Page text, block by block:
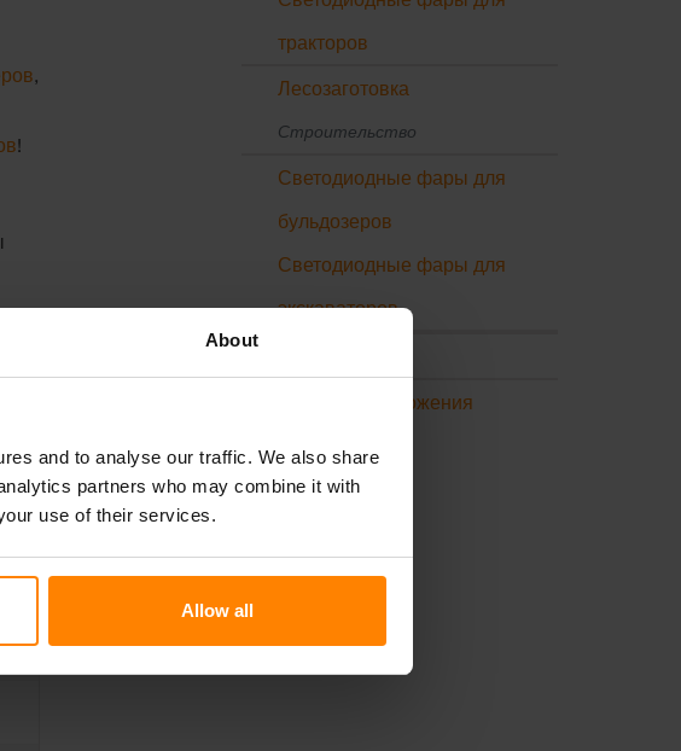
About
and to analyse our traffic. We also share
partners who may combine it with
use of their services.
Allow all
,
!
тракторов
Лесозаготовка
Строительство
Светодиодные фары для
бульдозеров
Светодиодные фары для
экскаваторов
Условия и положения
FAQ